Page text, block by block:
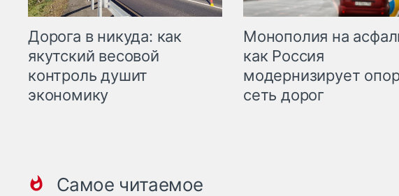
Дорога в никуда: как
якутский весовой
контроль душит
экономику
Монополия на
как Россия
модернизирует
сеть дорог
Самое читаемое